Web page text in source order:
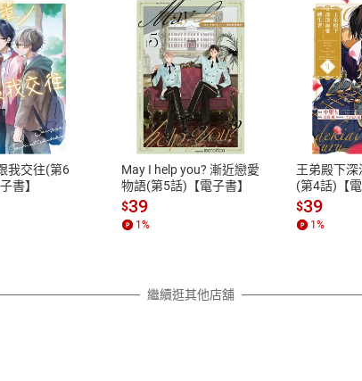
退換貨規範
本店是否提供消費者保護法七日猶豫期
之權利，遽消費者保護法及通訊交易解
除權合理例外情事適用準則，依商品性
質各有不同規定。詳細退換貨說明請參
照各商品說明。
服
客
我交往(第6
書】
May I help you? 漸近戀愛
物語(第5話)【電子書】
$39
1 %
王弟殿下
(第4話)【電
$39
1%
繼續逛其他店舖